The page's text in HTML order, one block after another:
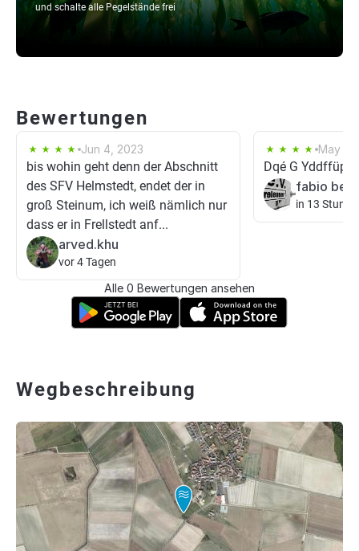
und schalte alle Pegelstände frei
Bewertungen
Jun 4, 2023
bis wohin geht denn der Abschnitt
des SFV Helmstedt, endet der in
groß Steinum, ich weiß nämlich nur
dass er in Frellstedt anf...
arved.khu
vor 4 Tagen
May
Dqé G
fabio be
in 13
Alle 0 Bewertungen ansehen
Wegbeschreibung